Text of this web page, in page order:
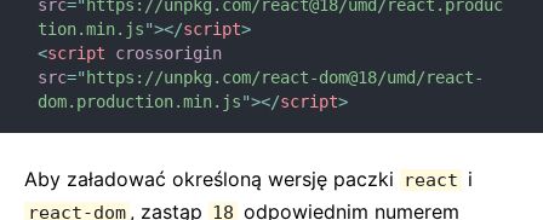
src=" https://unpkg.com/react@18/umd/react.produc
tion.min.js"></script>
<script
crossorigin
src=" https://unpkg.com/react-dom@18/umd/react-
dom.production.min.js"></script>
Aby załadować określoną wersję paczki react i
react-dom , zastąp 18 odpowiednim numerem
Konteksty
Granice błędów
Przekazywanie referencji
Fragmenty
Integracja z innymi bibliotekami